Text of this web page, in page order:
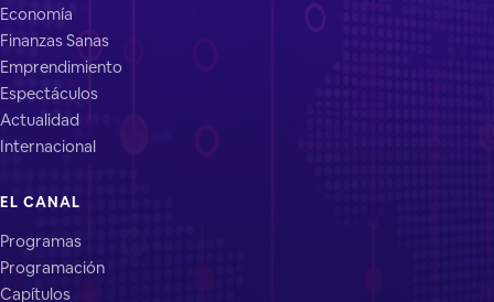
Economía
Finanzas Sanas
Emprendimiento
Espectáculos
Actualidad
Internacional
EL CANAL
Programas
Programación
Capítulos